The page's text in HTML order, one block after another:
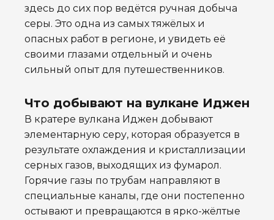
здесь до сих пор ведётся ручная добыча
серы. Это одна из самых тяжёлых и
опасных работ в регионе, и увидеть её
своими глазами отдельный и очень
сильный опыт для путешественников.
Что добывают на вулкане Иджен
В кратере вулкана Иджен добывают
элементарную серу, которая образуется в
результате охлаждения и кристаллизации
серных газов, выходящих из фумарол.
Горячие газы по трубам направляют в
специальные каналы, где они постепенно
остывают и превращаются в ярко-жёлтые